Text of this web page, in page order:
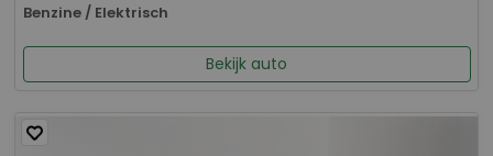
Benzine / Elektrisch
Bekijk auto